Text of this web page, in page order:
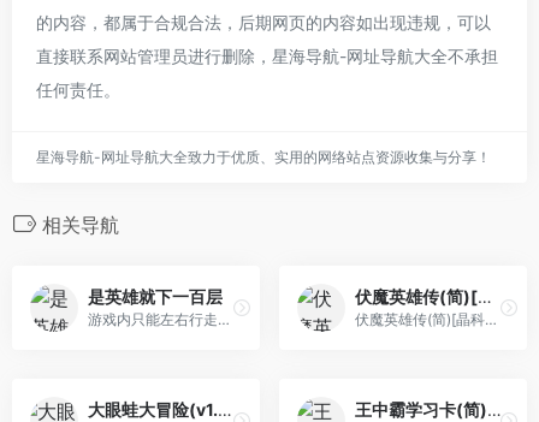
的内容，都属于合规合法，后期网页的内容如出现违规，可以
直接联系网站管理员进行删除，星海导航-网址导航大全不承担
任何责任。
星海导航-网址导航大全致力于优质、实用的网络站点资源收集与分享！
相关导航
是英雄就下一百层
游戏内只能左右行走不能跳跃，看看你能下多少层吧
伏魔英雄传(简)[晶科泰](CN)[RPG](8Mb)
伏魔英雄传(简)[晶科泰](CN)[...
大眼蛙大冒险(v1.0)(简)[九班](JP)[PUZ](0.5Mb) 王中霸学习卡(简)[荣丰](CN)[ETC](4Mb)